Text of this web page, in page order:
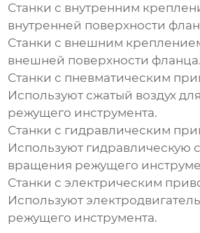
Станки с внутренним
внутренней поверхности
Станки с внешним
внешней поверхности фланца.
Станки с пневматическим
Используют сжатый воздух
режущего инструмента.
Станки с гидравлическим
Используют гидравлическую
вращения режущего
Станки с электрическим
Используют
режущего инструмента.